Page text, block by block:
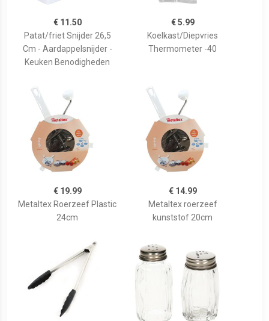
€ 11.50
Patat/friet Snijder 26,5
Cm - Aardappelsnijder -
Keuken Benodigheden
€ 5.99
Koelkast/Diepvries
Thermometer -40
€ 19.99
Metaltex Roerzeef Plastic
24cm
€ 14.99
Metaltex roerzeef
kunststof 20cm